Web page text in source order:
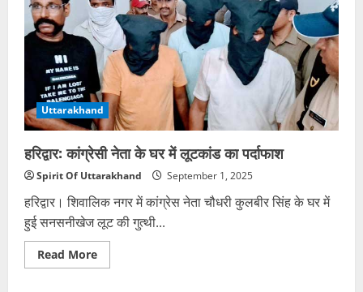
से
HUMANS
FOR
HUMANITY
ने
स्वास्थ्य
और
स्वच्छता
जागरूकता
शिविर
का
सफल
आयोजन
किया
Uttarakhand
हरिद्वार: कांग्रेसी नेता के घर में लूटकांड का पर्दाफाश
Spirit Of Uttarakhand September 1, 2025
हरिद्वार। शिवालिक नगर में कांग्रेस नेता चौधरी कुलबीर सिंह के घर में
हुई सनसनीखेज लूट की गुत्थी...
Read MoreRead
more